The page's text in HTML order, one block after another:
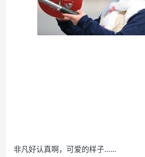
非凡好认真啊，可爱的样子……